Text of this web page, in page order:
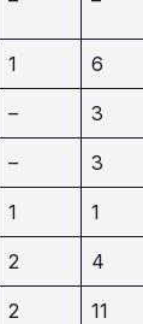
1 6
– 3
– 3
1 1
2 4
2 11